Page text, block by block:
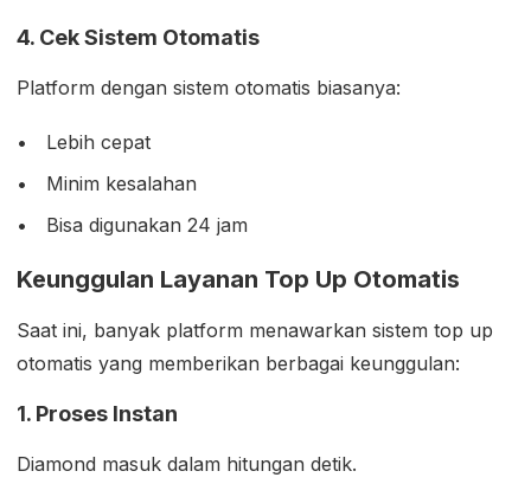
4. Cek Sistem Otomatis
Platform dengan sistem otomatis biasanya:
Lebih cepat
Minim kesalahan
Bisa digunakan 24 jam
Keunggulan Layanan Top Up Otomatis
Saat ini, banyak platform menawarkan sistem top up
otomatis yang memberikan berbagai keunggulan:
1. Proses Instan
Diamond masuk dalam hitungan detik.